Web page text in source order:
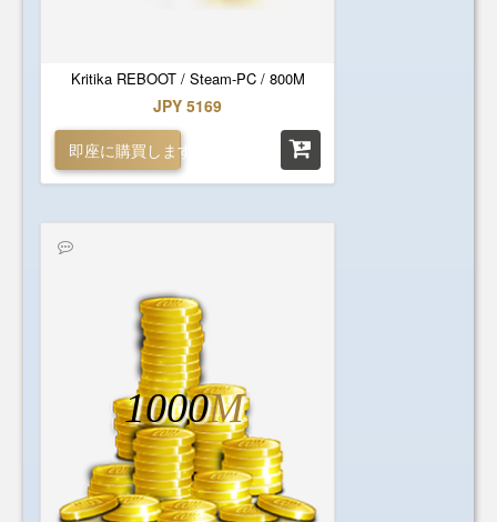
Kritika REBOOT / Steam-PC / 800M
JPY 5169
即座に購買します
1000M